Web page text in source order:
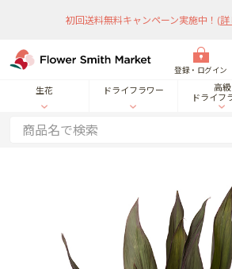
初回送料無料キャンペーン実施中！ (詳
登録・ログイン
生花 ドライフラワー
高級
ドライフ